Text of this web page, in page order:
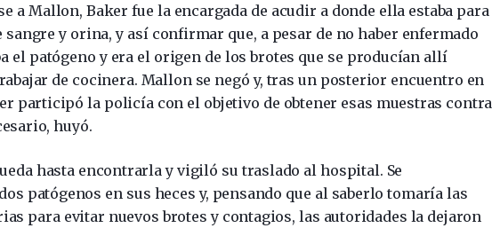
a Mallon, Baker fue la encargada de acudir a donde ella estaba para
y orina, y así confirmar que, a pesar de no haber enfermado
el patógeno y era el origen de los brotes que se producían allí
de cocinera. Mallon se negó y, tras un posterior encuentro en
participó la policía con el objetivo de obtener esas muestras contra
huyó.
hasta encontrarla y vigiló su traslado al hospital. Se
patógenos en sus heces y, pensando que al saberlo tomaría las
para evitar nuevos brotes y contagios, las autoridades la dejaron